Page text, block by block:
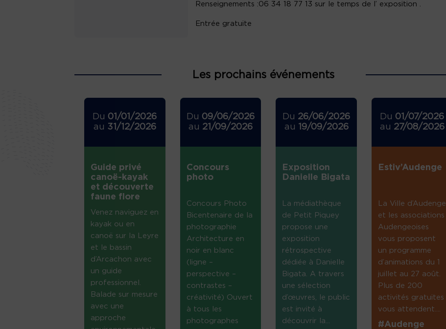
Renseignements :06 34 18 77 13 sur le temps de l’ exposition .
Entrée gratuite
Les prochains événements
Du 01/01/2026
au 31/12/2026
Guide privé
canoë-kayak
et découverte
faune flore
Venez naviguez en
kayak ou en
canoë sur la Leyre
et le bassin
d’Arcachon avec
un guide
professionnel.
Balade sur mesure
avec une
approche
Du 09/06/2026
au 21/09/2026
Concours
photo
Concours Photo
Bicentenaire de la
photographie
Architecture en
noir en blanc
(ligne –
perspective –
contrastes –
créativité) Ouvert
à tous les
photographes
Du 26/06/2026
au
19/09/2026
Exposition
Danielle Bigata
La médiathèque
de Petit Piquey
propose une
exposition
rétrospective
dédiée à Danielle
Bigata. A travers
une sélection
d’œuvres, le public
est invité à
découvrir la...
Du 01/07/2026
au 27/08/2026
Estiv’Audenge
La Ville d’Audenge
et les associations
Audengeoises
vous proposent
un programme
d’animations du 1
juillet au 27 août.
Plus de 200
activités gratuites
vous attendent....
#Audenge